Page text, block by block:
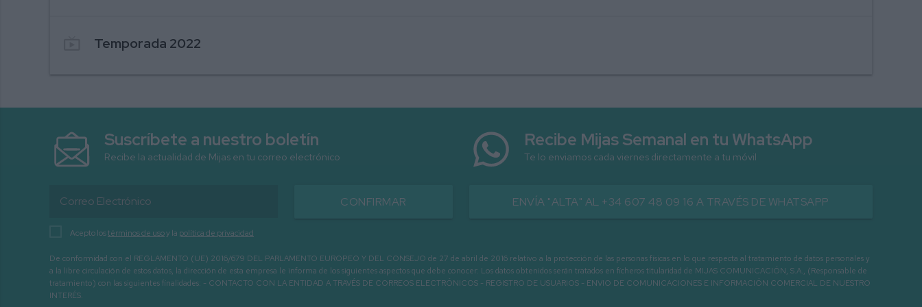
Temporada 2022
Suscríbete a nuestro boletín
Recibe la actualidad de Mijas en tu correo electrónico
CONFIRMAR
Acepto lostérminos de usoy la política de privacidad
Recibe Mijas Semanal en tu WhatsApp
Te lo enviamos cada viernes directamente a tu móvil
ENVÍA "ALTA" AL +34 607 48 09 16 A TRAVÉS DE WHATSAPP
De conformidad con el REGLAMENTO (UE) 2016/679 DEL PARLAMENTO EUROPEO Y DEL CONSEJO de 27 de abril de 2016 relativo a la protección de las personas físicas en lo que respecta al tratamiento de datos personales y
a la libre circulación de estos datos, la dirección de esta empresa le informa de los siguientes aspectos que debe conocer: Los datos obtenidos serán tratados en ficheros titularidad de MIJAS COMUNICACIÓN, S.A., (Responsable de
tratamiento) con las siguientes finalidades: - CONTACTO CON LA ENTIDAD A TRAVÉS DE CORREOS ELECTRÓNICOS - REGISTRO DE USUARIOS - ENVIO DE COMUNICACIONES E INFORMACIÓN COMERCIAL DE NUESTRO
INTERÉS.